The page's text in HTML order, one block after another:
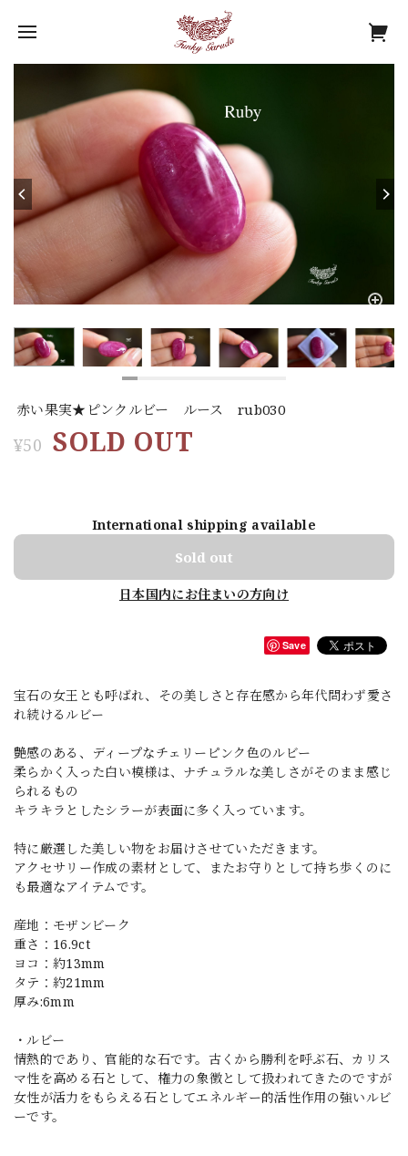
赤い果実★ピンクルビー ルース rub030
¥50 SOLD OUT
International shipping available
Sold out
日本国内にお住まいの方向け
Save
宝石の女王とも呼ばれ、その美しさと存在感から年代問わず愛さ
れ続けるルビー
艶感のある、ディープなチェリーピンク色のルビー
柔らかく入った白い模様は、ナチュラルな美しさがそのまま感じ
られるもの
キラキラとしたシラーが表面に多く入っています。
特に厳選した美しい物をお届けさせていただきます。
アクセサリー作成の素材として、またお守りとして持ち歩くのに
も最適なアイテムです。
産地：モザンビーク
重さ：16.9ct
ヨコ：約13mm
タテ：約21mm
厚み:6mm
・ルビー
情熱的であり、官能的な石です。古くから勝利を呼ぶ石、カリス
マ性を高める石として、権力の象徴として扱われてきたのですが
女性が活力をもらえる石としてエネルギー的活性作用の強いルビ
ーです。